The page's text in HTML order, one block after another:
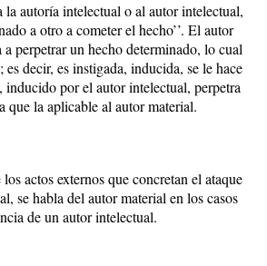
autoría intelectual o al autor intelectual,
a otro a cometer el hecho’’. El autor
perpetrar un hecho determinado, lo cual
decir, es instigada, inducida, se le hace
por el autor intelectual, perpetra
que la aplicable al autor material.
actos externos que concretan el ataque
se habla del autor material en los casos
de un autor intelectual.